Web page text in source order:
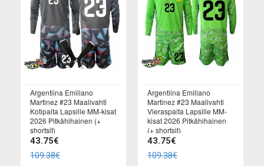
Argentiina Emiliano
Martinez #23 Maalivahti
Kotipaita Lapsille MM-kisat
2026 Pitkähihainen (+
shortsit)
43.75€
109.38€
Argentiina Emiliano
Martinez #23 Maalivahti
Vieraspaita Lapsille MM-
kisat 2026 Pitkähihainen
(+ shortsit)
43.75€
109.38€